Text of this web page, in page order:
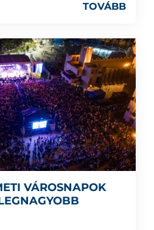
TOVÁBB
VÁROSNAPOK